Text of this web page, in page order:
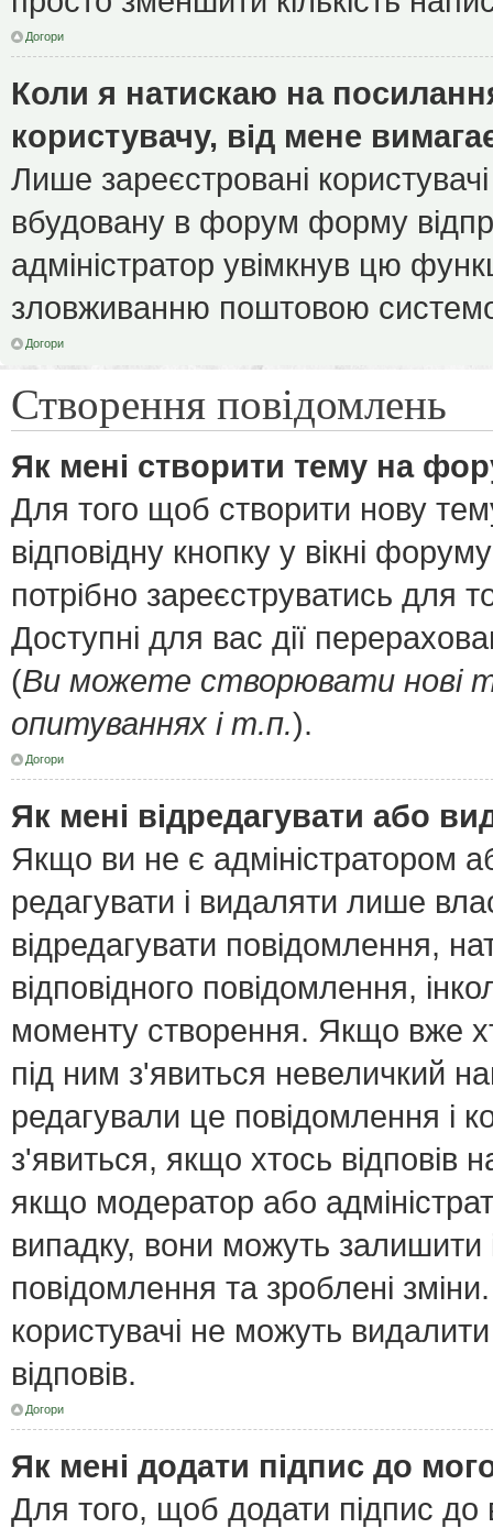
Догори
Коли я натискаю на
користувачу, від мене
Лише зареєстровані
вбудовану в форум форму
адміністратор увімкнув цю
зловживанню поштовою
Догори
Створення повідомлень
Як мені створити тему на
Для того щоб створити нову
відповідну кнопку у вікні
потрібно зареєструватись для
Доступні для вас дії
(Ви можете створювати нові
опитуваннях і т.п.).
Догори
Як мені відредагувати або
Якщо ви не є адміністратором
редагувати і видаляти лише
відредагувати повідомлення,
відповідного повідомлення,
моменту створення. Якщо вже
під ним з'явиться невеличкий
редагували це повідомлення і
з'явиться, якщо хтось відповів
якщо модератор або
випадку, вони можуть
повідомлення та зроблені
користувачі не можуть
відповів.
Догори
Як мені додати підпис до
Для того, щоб додати підпис